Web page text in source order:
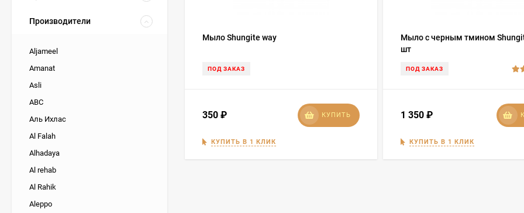
Мыло Shungite way
ПОД ЗАКАЗ
350 ₽ КУПИТЬ
КУПИТЬ В 1 КЛИК
Мыло с черным тмином
шт
ПОД ЗАКАЗ
1 350₽
КУПИТЬ В 1 КЛИК
Производители
Aljameel
Amanat
Asli
ABC
Аль Ихлас
Al Falah
Alhadaya
Al rehab
Al Rahik
Aleppo